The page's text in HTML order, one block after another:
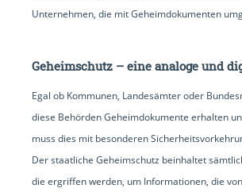
Unternehmen, die mit Geheimdokumenten
Geheimschutz – eine analoge und
Egal ob Kommunen, Landesämter oder
diese Behörden Geheimdokumente erhalten
muss dies mit besonderen
Der staatliche Geheimschutz beinhaltet
die ergriffen werden, um Informationen, die